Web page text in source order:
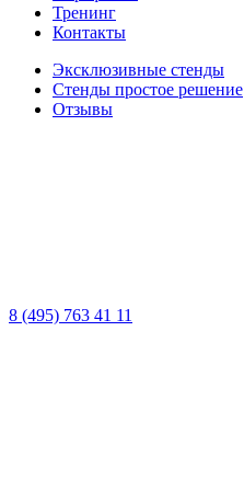
Тренинг
Контакты
Эксклюзивные стенды
Стенды простое решение
Отзывы
8 (495) 763 41 11